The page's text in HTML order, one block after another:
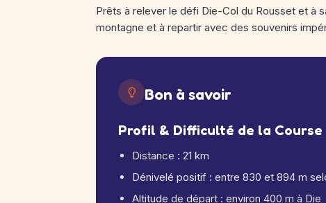
Prêts à relever le défi Die-Col du Rousset et à
montagne et à repartir avec des souvenirs
Bon à savoir
Profil & Difficulté de la Course
Distance : 21 km
Dénivelé positif : entre 830 et 894 m
Altitude de départ : environ 400 m à Die